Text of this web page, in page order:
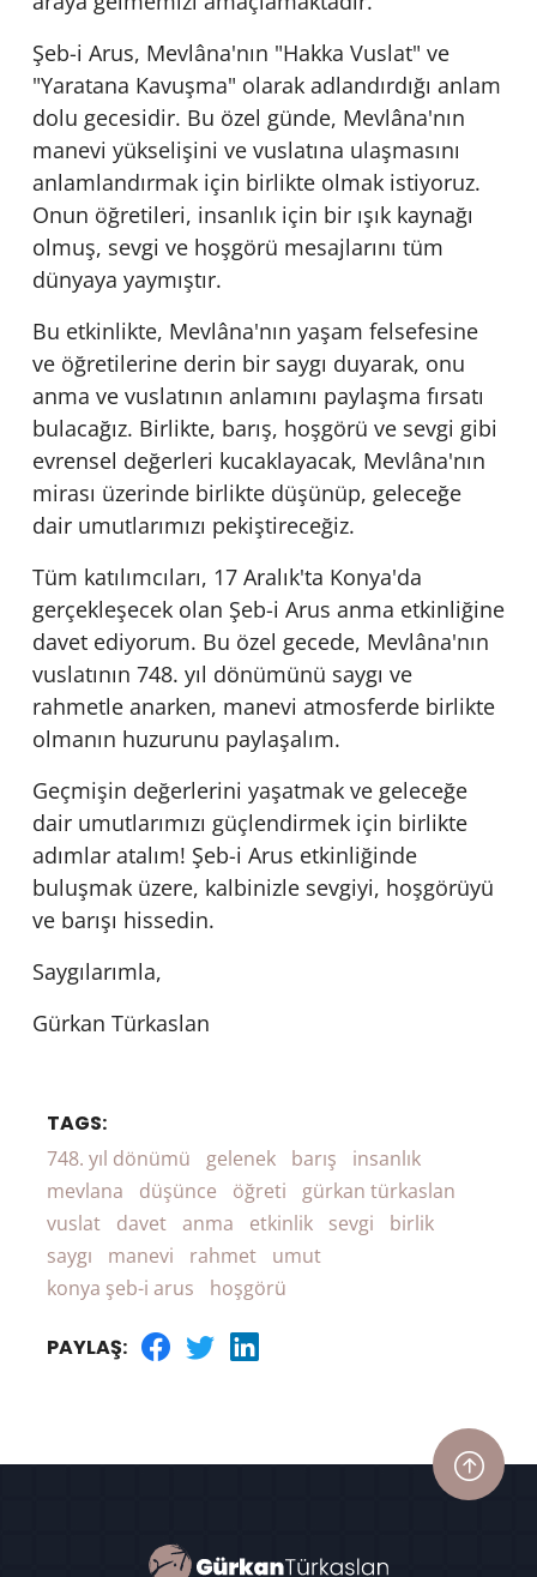
Şeb-i Arus, Mevlâna'nın "Hakka Vuslat" ve
"Yaratana Kavuşma" olarak adlandırdığı anlam
dolu gecesidir. Bu özel günde, Mevlâna'nın
manevi yükselişini ve vuslatına ulaşmasını
anlamlandırmak için birlikte olmak istiyoruz.
Onun öğretileri, insanlık için bir ışık kaynağı
olmuş, sevgi ve hoşgörü mesajlarını tüm
dünyaya yaymıştır.
Bu etkinlikte, Mevlâna'nın yaşam felsefesine
ve öğretilerine derin bir saygı duyarak, onu
anma ve vuslatının anlamını paylaşma fırsatı
bulacağız. Birlikte, barış, hoşgörü ve sevgi gibi
evrensel değerleri kucaklayacak, Mevlâna'nın
mirası üzerinde birlikte düşünüp, geleceğe
dair umutlarımızı pekiştireceğiz.
Tüm katılımcıları, 17 Aralık'ta Konya'da
gerçekleşecek olan Şeb-i Arus anma etkinliğine
davet ediyorum. Bu özel gecede, Mevlâna'nın
vuslatının 748. yıl dönümünü saygı ve
rahmetle anarken, manevi atmosferde birlikte
olmanın huzurunu paylaşalım.
Geçmişin değerlerini yaşatmak ve geleceğe
dair umutlarımızı güçlendirmek için birlikte
adımlar atalım! Şeb-i Arus etkinliğinde
buluşmak üzere, kalbinizle sevgiyi, hoşgörüyü
ve barışı hissedin.
Saygılarımla,
Gürkan Türkaslan
TAGS:
748. yıl dönümü gelenek barış
insanlık
mevlana
düşünce öğreti
gürkan türkaslan
vuslat
davet anma etkinlik sevgi
birlik
saygı
manevi rahmet
umut
konya şeb-i arus
hoşgörü
PAYLAŞ: